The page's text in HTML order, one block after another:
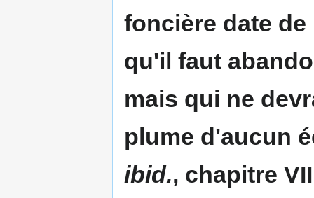
foncière date de
qu'il faut
mais qui ne
plume d'aucun
ibid., chapitre